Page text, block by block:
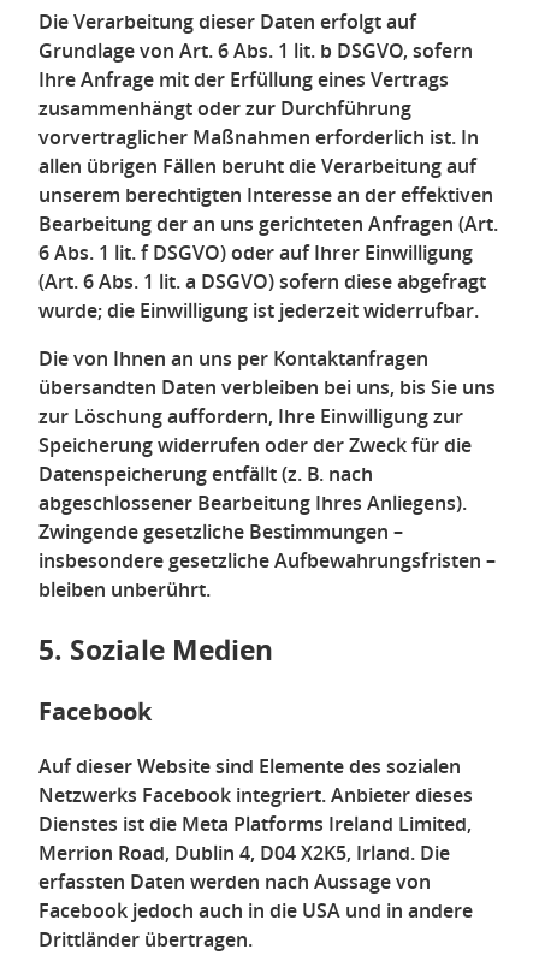
Die Verarbeitung dieser Daten erfolgt auf
Grundlage von Art. 6 Abs. 1 lit. b DSGVO, sofern
Ihre Anfrage mit der Erfüllung eines Vertrags
zusammenhängt oder zur Durchführung
vorvertraglicher Maßnahmen erforderlich ist. In
allen übrigen Fällen beruht die Verarbeitung auf
unserem berechtigten Interesse an der effektiven
Bearbeitung der an uns gerichteten Anfragen (Art.
6 Abs. 1 lit. f DSGVO) oder auf Ihrer Einwilligung
(Art. 6 Abs. 1 lit. a DSGVO) sofern diese abgefragt
wurde; die Einwilligung ist jederzeit widerrufbar.
Die von Ihnen an uns per Kontaktanfragen
übersandten Daten verbleiben bei uns, bis Sie uns
zur Löschung auffordern, Ihre Einwilligung zur
Speicherung widerrufen oder der Zweck für die
Datenspeicherung entfällt (z. B. nach
abgeschlossener Bearbeitung Ihres Anliegens).
Zwingende gesetzliche Bestimmungen –
insbesondere gesetzliche Aufbewahrungsfristen –
bleiben unberührt.
5. Soziale Medien
Facebook
Auf dieser Website sind Elemente des sozialen
Netzwerks Facebook integriert. Anbieter dieses
Dienstes ist die Meta Platforms Ireland Limited,
Merrion Road, Dublin 4, D04 X2K5, Irland. Die
erfassten Daten werden nach Aussage von
Facebook jedoch auch in die USA und in andere
Drittländer übertragen.